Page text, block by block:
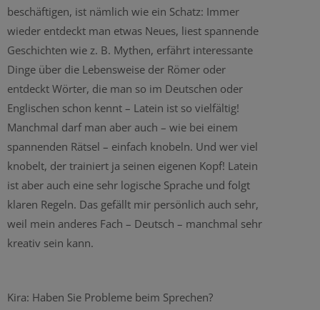
beschäftigen, ist nämlich wie ein Schatz: Immer
wieder entdeckt man etwas Neues, liest spannende
Geschichten wie z. B. Mythen, erfährt interessante
Dinge über die Lebensweise der Römer oder
entdeckt Wörter, die man so im Deutschen oder
Englischen schon kennt – Latein ist so vielfältig!
Manchmal darf man aber auch – wie bei einem
spannenden Rätsel – einfach knobeln. Und wer viel
knobelt, der trainiert ja seinen eigenen Kopf! Latein
ist aber auch eine sehr logische Sprache und folgt
klaren Regeln. Das gefällt mir persönlich auch sehr,
weil mein anderes Fach – Deutsch – manchmal sehr
kreativ sein kann.
Kira: Haben Sie Probleme beim Sprechen?